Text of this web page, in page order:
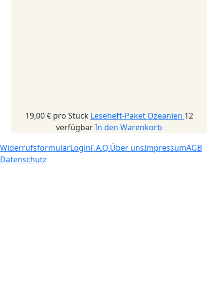
19,00 € pro Stück Leseheft-Paket Ozeanien 12
verfügbarIn den Warenkorb
WiderrufsformularLoginF.A.Q.Über unsImpressumAGB
Datenschutz